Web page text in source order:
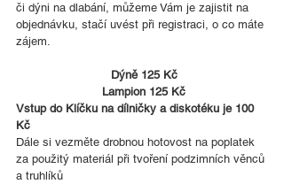
či dýni na dlabání, můžeme Vám je zajistit na
objednávku, stačí uvést při registraci, o co máte
zájem.
Dýně 125 Kč
Lampion 125 Kč
Vstup do Klíčku na dílničky a diskotéku je 100
Kč
Dále si vezměte drobnou hotovost na poplatek
za použitý materiál při tvoření podzimních věnců
a truhlíků